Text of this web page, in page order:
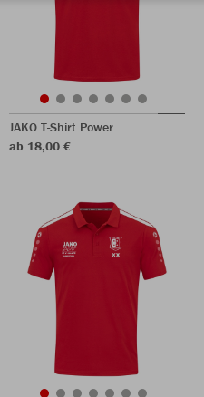
JAKO T-Shirt Power
ab 18,00 €